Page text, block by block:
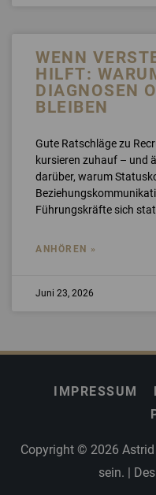
WENN
HILFT:
DIAGNOSEN
BLEIBEN
Gute Ratschläge zu
kursieren zuhauf – und
darüber, warum
Führungskräfte sich
ANHÖREN »
Juni 23, 2026
IMPRESSUM
Copyright © 2026
sein. |